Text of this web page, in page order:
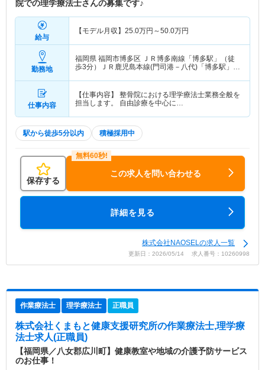
院での理学療法士さんの募集です♪
給与
【モデル月収】 25.0万円～50.0万円
勤務地
福岡県 福岡市博多区 ＪＲ博多南線「博多駅」（徒
歩3分）ＪＲ鹿児島本線(門司港－八代)「博多駅」
仕事内容
【仕事内容】 整骨院における理学療法士業務全般を
担当します。 自由診療を中心に…
駅から徒歩5分以内 積極採用中
保存する
この求人を問い合わせる
詳細を見る
株式会社NAOSELの求人一覧
更新日：2026/05/14 求人番号：10260998
作業療法士 理学療法士 正職員
株式会社くまもと健康支援研究所の作業療法士,理学療
法士求人(正職員)
【福岡県／八女郡広川町】健康教室や地域の介護予防サービス
のお仕事！